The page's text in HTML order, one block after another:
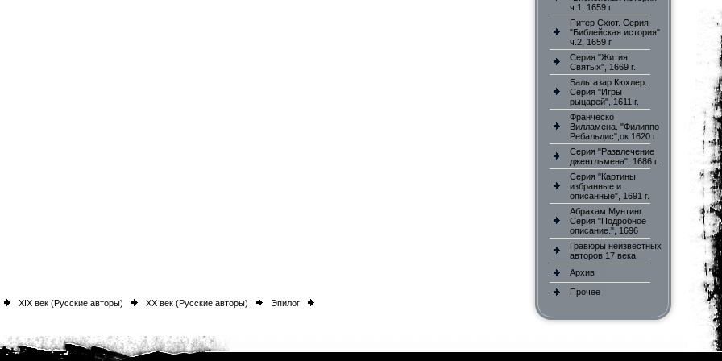
XIX век (Русские авторы) XX век (Русские авторы) Эпилог
ч.1, 1659 г
Питер Схют. Серия
"Библейская история"
ч.2, 1659 г
Серия "Жития
Святых", 1669 г.
Бальтазар Кюхлер.
Серия "Игры
рыцарей", 1611 г.
Франческо
Вилламена. "Филиппо
Ребальдис",ок 1620 г
Серия "Развлечение
джентльмена", 1686 г.
Серия "Картины
избранные и
описанные", 1691 г.
Абрахам Мунтинг.
Серия "Подробное
описание.", 1696
Гравюры неизвестных
авторов 17 века
Архив
Прочее